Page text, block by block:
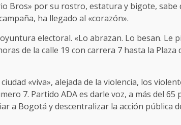
Bros» por su rostro, estatura y bigote,
ha llegado al «corazón».
electoral. «Lo abrazan. Lo besan. Le
de la calle 19 con carrera 7 hasta la Plaza
«viva», alejada de la violencia, los
7. Partido ADA es darle voz, a más del 65
Bogotá y descentralizar la acción pública